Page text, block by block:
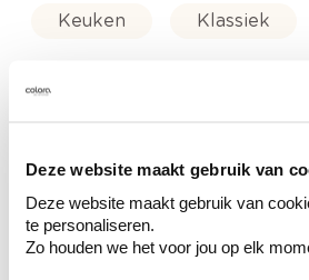
Deze website maakt gebruik van
Deze website maakt gebruik van
te personaliseren.
Zo houden we het voor jou op elk
Keuken
Klassiek
Kleuradvies aan
Ga samen met de
ruimtes.
Krijg kleuradvies op basis